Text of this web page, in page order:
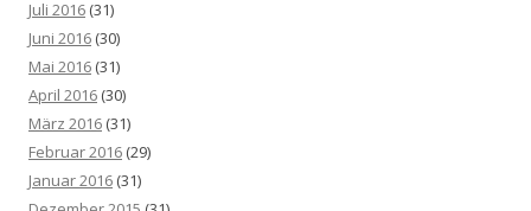
Juli 2016 (31)
Juni 2016 (30)
Mai 2016 (31)
April 2016 (30)
März 2016 (31)
Februar 2016 (29)
Januar 2016 (31)